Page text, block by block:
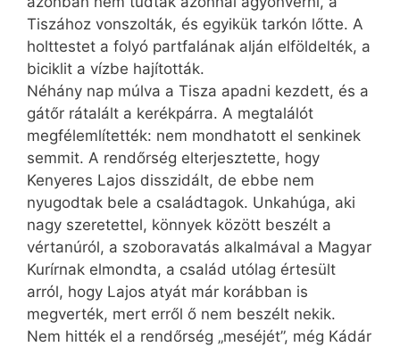
Tiszához vonszolták, és egyikük tarkón lőtte. A
holttestet a folyó partfalának alján elföldelték, a
biciklit a vízbe hajították.
Néhány nap múlva a Tisza apadni kezdett, és a
gátőr rátalált a kerékpárra. A megtalálót
megfélemlítették: nem mondhatott el senkinek
semmit. A rendőrség elterjesztette, hogy
Kenyeres Lajos disszidált, de ebbe nem
nyugodtak bele a családtagok. Unkahúga, aki
nagy szeretettel, könnyek között beszélt a
vértanúról, a szoboravatás alkalmával a Magyar
Kurírnak elmondta, a család utólag értesült
arról, hogy Lajos atyát már korábban is
megverték, mert erről ő nem beszélt nekik.
Nem hitték el a rendőrség „meséjét”, még Kádár